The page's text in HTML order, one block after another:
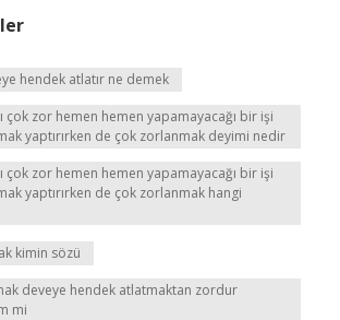
hendek atlatır ne demek
çok zor hemen hemen yapamayacağı bir işi
yaptırırken de çok zorlanmak deyimi nedir
çok zor hemen hemen yapamayacağı bir işi
yaptırırken de çok zorlanmak hangi
kimin sözü
deveye hendek atlatmaktan zordur
mi